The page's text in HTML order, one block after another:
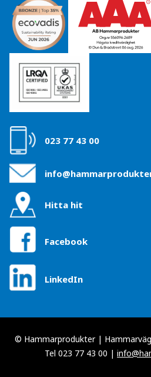
023 77 43 00
Hitta hit
Facebook
LinkedIn
© Hammarprodukter |
Tel 023 77 43 00 |